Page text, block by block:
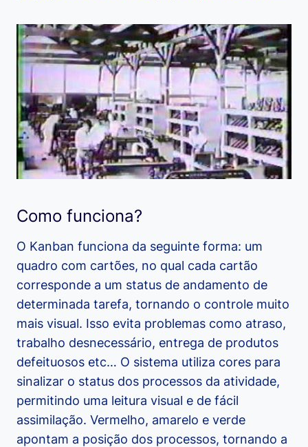
Como funciona?
O Kanban funciona da seguinte forma: um
quadro com cartões, no qual cada cartão
corresponde a um status de andamento de
determinada tarefa, tornando o controle muito
mais visual. Isso evita problemas como atraso,
trabalho desnecessário, entrega de produtos
defeituosos etc… O sistema utiliza cores para
sinalizar o status dos processos da atividade,
permitindo uma leitura visual e de fácil
assimilação. Vermelho, amarelo e verde
apontam a posição dos processos, tornando a